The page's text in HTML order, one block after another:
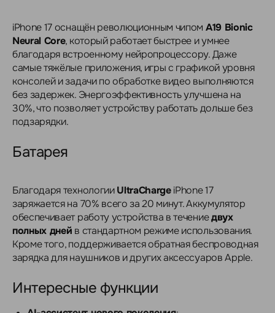
iPhone 17 оснащён революционным чипом A19 Bionic
Neural Core, который работает быстрее и умнее
благодаря встроенному нейропроцессору. Даже
самые тяжёлые приложения, игры с графикой уровня
консолей и задачи по обработке видео выполняются
без задержек. Энергоэффективность улучшена на
30%, что позволяет устройству работать дольше без
подзарядки.
Батарея
Благодаря технологииUltraChargeiPhone 17
заряжается на 70% всего за 20 минут. Аккумулятор
обеспечивает работу устройства в течениедвух
полных дней в стандартном режиме использования.
Кроме того, поддерживается обратная беспроводная
зарядка для наушников и других аксессуаров Apple.
Интересные функции